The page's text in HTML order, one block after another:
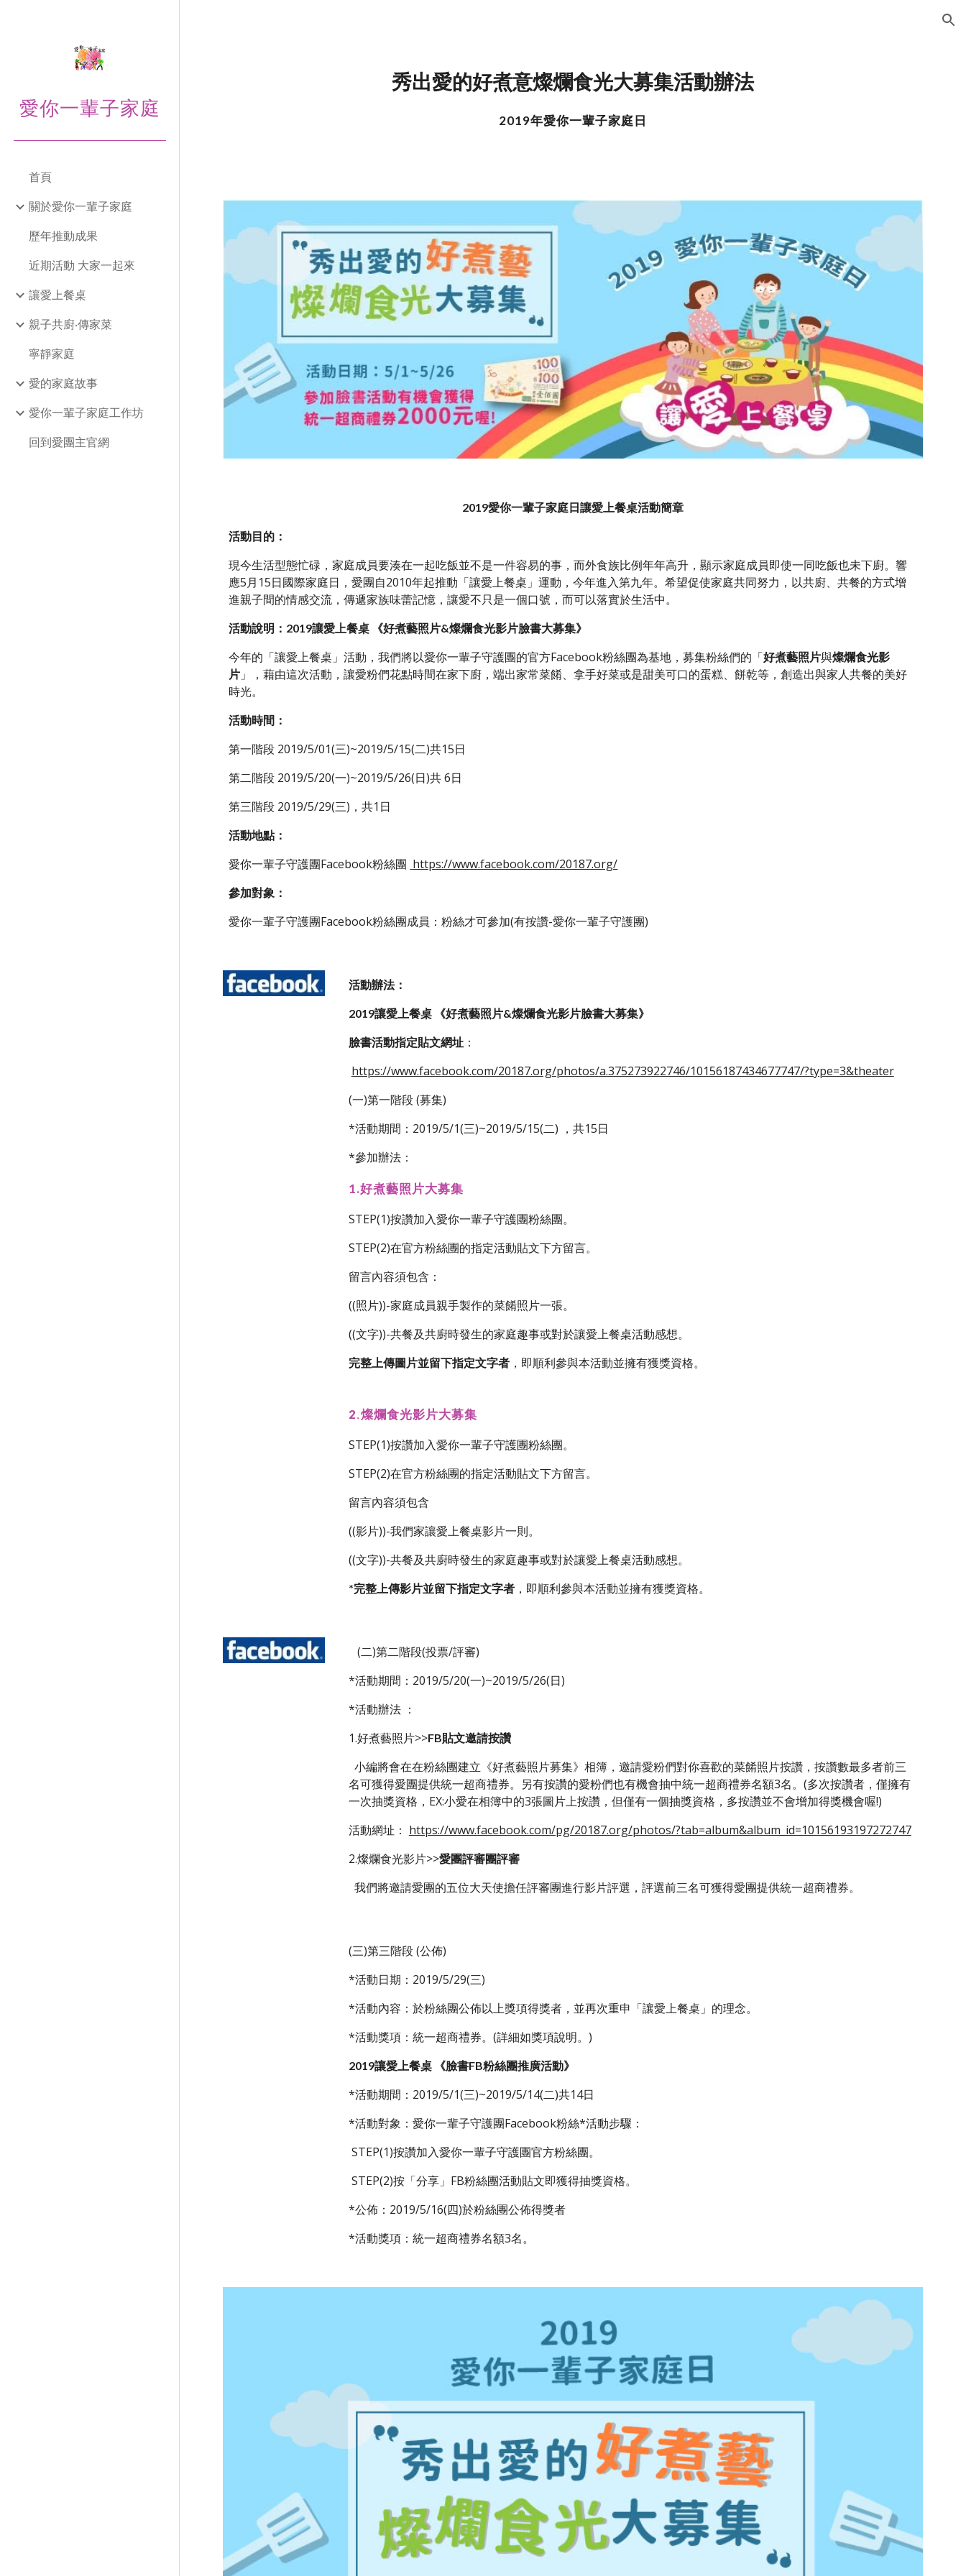
愛你一輩子家庭
首頁
關於愛你一輩子家庭
歷年推動成果
近期活動 大家一起來
讓愛上餐桌
親子共廚‧傳家菜
寧靜家庭
愛的家庭故事
愛你一輩子家庭工作坊
回到愛團主官網
秀出愛的好煮意燦爛食光大募集活動辦法
2019年愛你一輩子家庭日
2019愛你一輩子家庭日讓愛上餐桌活動簡章
活動目的：
現今生活型態忙碌，家庭成員要湊在一起吃飯並不是一件容易的事，而外食族比例年年高升，顯示家庭成員即使一同吃飯也未下廚。響
應5月15日國際家庭日，愛團自2010年起推動「讓愛上餐桌」運動，今年進入第九年。希望促使家庭共同努力，以共廚、共餐的方式增
進親子間的情感交流，傳遞家族味蕾記憶，讓愛不只是一個口號，而可以落實於生活中。
活動說明：2019讓愛上餐桌 《好煮藝照片&燦爛食光影片臉書大募集》
今年的「讓愛上餐桌」活動，我們將以愛你一輩子守護團的官方Facebook粉絲團為基地，募集粉絲們的「好煮藝照片與燦爛食光影
片 」，藉由這次活動，讓愛粉們花點時間在家下廚，端出家常菜餚、拿手好菜或是甜美可口的蛋糕、餅乾等，創造出與家人共餐的美好
時光。
活動時間：
第一階段 2019/5/01(三)~2019/5/15(二)共15日
第二階段 2019/5/20(一)~2019/5/26(日)共 6日
第三階段 2019/5/29(三)，共1日
活動地點：
愛你一輩子守護團Facebook粉絲團 https://www.facebook.com/20187.org/
參加對象：
愛你一輩子守護團Facebook粉絲團成員：粉絲才可參加(有按讚-愛你一輩子守護團)
活動辦法：
2019讓愛上餐桌 《好煮藝照片&燦爛食光影片臉書大募集》
臉書活動指定貼文網址：
https://www.facebook.com/20187.org/photos/a.375273922746/10156187434677747/?type=3&theater
(一)第一階段 (募集)
*活動期間：2019/5/1(三)~2019/5/15(二) ，共15日
*參加辦法：
1.好煮藝照片大募集
STEP(1)按讚加入愛你一輩子守護團粉絲團。
STEP(2)在官方粉絲團的指定活動貼文下方留言。
留言內容須包含：
((照片))-家庭成員親手製作的菜餚照片一張。
((文字))-共餐及共廚時發生的家庭趣事或對於讓愛上餐桌活動感想。
完整上傳圖片並留下指定文字者，即順利參與本活動並擁有獲獎資格。
2.燦爛食光影片大募集
STEP(1)按讚加入愛你一輩子守護團粉絲團。
STEP(2)在官方粉絲團的指定活動貼文下方留言。
留言內容須包含
((影片))-我們家讓愛上餐桌影片一則。
((文字))-共餐及共廚時發生的家庭趣事或對於讓愛上餐桌活動感想。
*完整上傳影片並留下指定文字者，即順利參與本活動並擁有獲獎資格。
   (二)第二階段(投票/評審)
*活動期間：2019/5/20(一)~2019/5/26(日)
*活動辦法 ：
1.好煮藝照片>>FB貼文邀請按讚
名可獲得愛團提供統一超商禮券。另有按讚的愛粉們也有機會抽中統一超商禮券名額3名。(多次按讚者，僅擁有
一次抽獎資格，EX:小愛在相簿中的3張圖片上按讚，但僅有一個抽獎資格，多按讚並不會增加得獎機會喔!)
活動網址： https://www.facebook.com/pg/20187.org/photos/?tab=album&album_id=10156193197272747
2.燦爛食光影片>>愛團評審團評審
  我們將邀請愛團的五位大天使擔任評審團進行影片評選，評選前三名可獲得愛團提供統一超商禮券。
(三)第三階段 (公佈)
*活動日期：2019/5/29(三)
*活動內容：於粉絲團公佈以上獎項得獎者，並再次重申「讓愛上餐桌」的理念。
*活動獎項：統一超商禮券。(詳細如獎項說明。)
2019讓愛上餐桌 《臉書FB粉絲團推廣活動》
*活動期間：2019/5/1(三)~2019/5/14(二)共14日
*活動對象：愛你一輩子守護團Facebook粉絲*活動步驟：
STEP(1)按讚加入愛你一輩子守護團官方粉絲團。
STEP(2)按「分享」FB粉絲團活動貼文即獲得抽獎資格。
*公佈：2019/5/16(四)於粉絲團公佈得獎者
*活動獎項：統一超商禮券名額3名。